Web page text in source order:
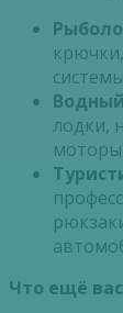
лодки,
Что ещё